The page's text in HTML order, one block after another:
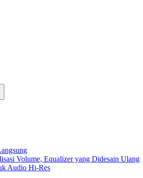
Volume, Equalizer yang Didesain Ulang
Audio Hi-Res